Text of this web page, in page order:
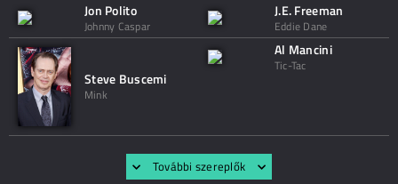
Jon Polito
Johnny Caspar
J.E. Freeman
Eddie Dane
Steve Buscemi
Mink
Al Mancini
Tic-Tac
További szereplők